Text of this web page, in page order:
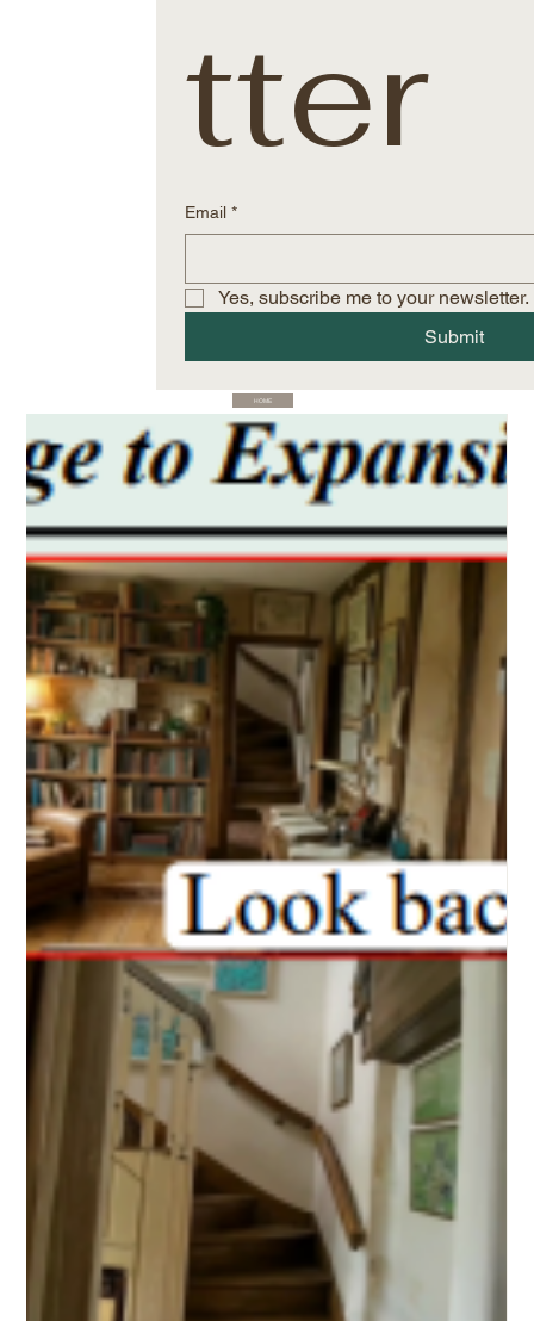
tter
Email *
Yes, subscribe me to your newsletter.
Submit
HOME